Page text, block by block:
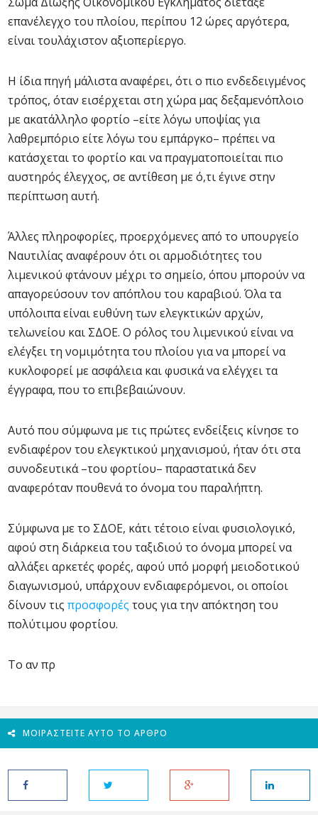
επανέλεγχο του πλοίου, περίπου 12 ώρες αργότερα,
είναι τουλάχιστον αξιοπερίεργο.
Η ίδια πηγή μάλιστα αναφέρει, ότι ο πιο ενδεδειγμένος
τρόπος, όταν εισέρχεται στη χώρα μας δεξαμενόπλοιο
με ακατάλληλο φορτίο –είτε λόγω υποψίας για
λαθρεμπόριο είτε λόγω του εμπάργκο– πρέπει να
κατάσχεται το φορτίο και να πραγματοποιείται πιο
αυστηρός έλεγχος, σε αντίθεση με ό,τι έγινε στην
περίπτωση αυτή.
Άλλες πληροφορίες, προερχόμενες από το υπουργείο
Ναυτιλίας αναφέρουν ότι οι αρμοδιότητες του
λιμενικού φτάνουν μέχρι το σημείο, όπου μπορούν να
απαγορεύσουν τον απόπλου του καραβιού. Όλα τα
υπόλοιπα είναι ευθύνη των ελεγκτικών αρχών,
τελωνείου και ΣΔΟΕ. Ο ρόλος του λιμενικού είναι να
ελέγξει τη νομιμότητα του πλοίου για να μπορεί να
κυκλοφορεί με ασφάλεια και φυσικά να ελέγχει τα
έγγραφα, που το επιβεβαιώνουν.
Αυτό που σύμφωνα με τις πρώτες ενδείξεις κίνησε το
ενδιαφέρον του ελεγκτικού μηχανισμού, ήταν ότι στα
συνοδευτικά –του φορτίου– παραστατικά δεν
αναφερόταν πουθενά το όνομα του παραλήπτη.
Σύμφωνα με το ΣΔΟΕ, κάτι τέτοιο είναι φυσιολογικό,
αφού στη διάρκεια του ταξιδιού το όνομα μπορεί να
αλλάξει αρκετές φορές, αφού υπό μορφή μειοδοτικού
διαγωνισμού, υπάρχουν ενδιαφερόμενοι, οι οποίοι
δίνουν τις προσφορές τους για την απόκτηση του
πολύτιμου φορτίου.
Το αν πρ
ΜΟΙΡΑΣΤΕΊΤΕ ΑΥΤΌ ΤΟ ΆΡΘΡΟ